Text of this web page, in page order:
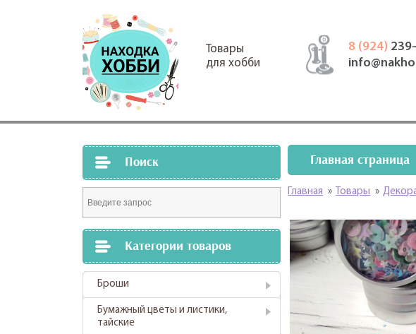
Товары
для хобби
8 (924)
Поиск
Категории товаров
Броши
Бумажный цветы и листики,
тайские
Главная страница
Главная » Товары »